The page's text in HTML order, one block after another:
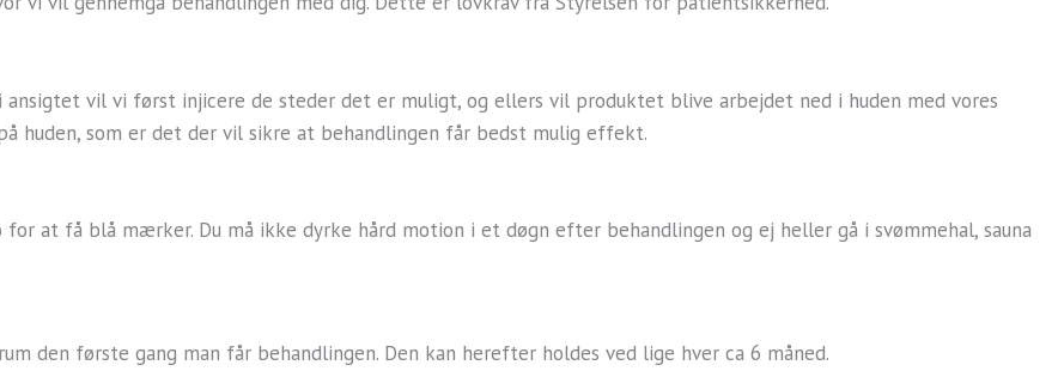
vil vi først injicere de steder det er muligt, og ellers vil produktet blive arbejdet ned i huden med vores
huden, som er det der vil sikre at behandlingen får bedst mulig effekt.
at få blå mærker. Du må ikke dyrke hård motion i et døgn efter behandlingen og ej heller gå i svømmehal, sauna
den første gang man får behandlingen. Den kan herefter holdes ved lige hver ca 6 måned.